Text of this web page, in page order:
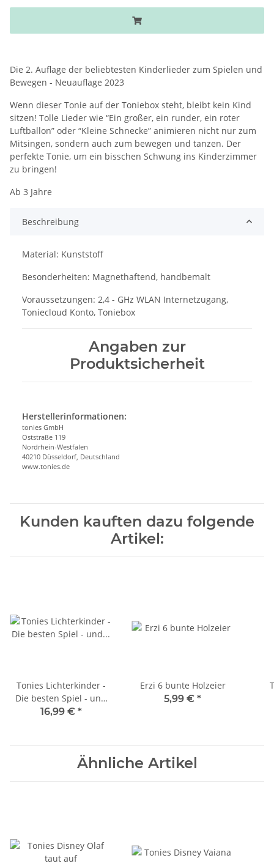
Die 2. Auflage der beliebtesten Kinderlieder zum Spielen und
Bewegen - Neuauflage 2023
Wenn dieser Tonie auf der Toniebox steht, bleibt kein Kind
sitzen! Tolle Lieder wie “Ein großer, ein runder, ein roter
Luftballon” oder “Kleine Schnecke” animieren nicht nur zum
Mitsingen, sondern auch zum bewegen und tanzen. Der
perfekte Tonie, um ein bisschen Schwung ins Kinderzimmer
zu bringen!
Ab 3 Jahre
Beschreibung
Material: Kunststoff
Besonderheiten: Magnethaftend, handbemalt
Voraussetzungen: 2,4 - GHz WLAN Internetzugang,
Toniecloud Konto, Toniebox
Angaben zur
Produktsicherheit
Herstellerinformationen:
tonies GmbH
Oststraße 119
Nordrhein-Westfalen
40210 Düsseldorf, Deutschland
www.tonies.de
Kunden kauften dazu folgende
Artikel:
Tonies Lichterkinder -
Die besten Spiel - und
Bewegungslieder
16,99 € *
Erzi 6 bunte Holzeier
5,99 € *
Ähnliche Artikel